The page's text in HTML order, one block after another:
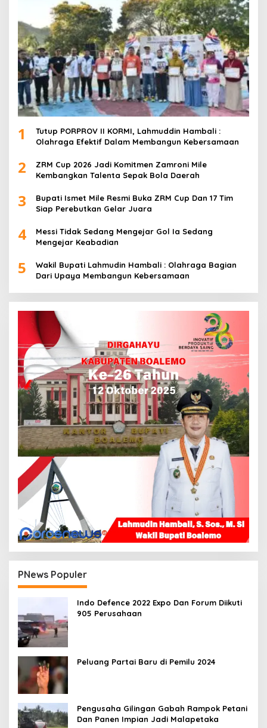
1
Tutup PORPROV II KORMI, Lahmuddin Hambali :
Olahraga Efektif Dalam Membangun Kebersamaan
2
ZRM Cup 2026 Jadi Komitmen Zamroni Mile
Kembangkan Talenta Sepak Bola Daerah
3
Bupati Ismet Mile Resmi Buka ZRM Cup Dan 17 Tim
Siap Perebutkan Gelar Juara
4
Messi Tidak Sedang Mengejar Gol Ia Sedang
Mengejar Keabadian
5
Wakil Bupati Lahmudin Hambali : Olahraga Bagian
Dari Upaya Membangun Kebersamaan
PNews Populer
Indo Defence 2022 Expo Dan Forum Diikuti
905 Perusahaan
Peluang Partai Baru di Pemilu 2024
Pengusaha Gilingan Gabah Rampok Petani
Dan Panen Impian Jadi Malapetaka